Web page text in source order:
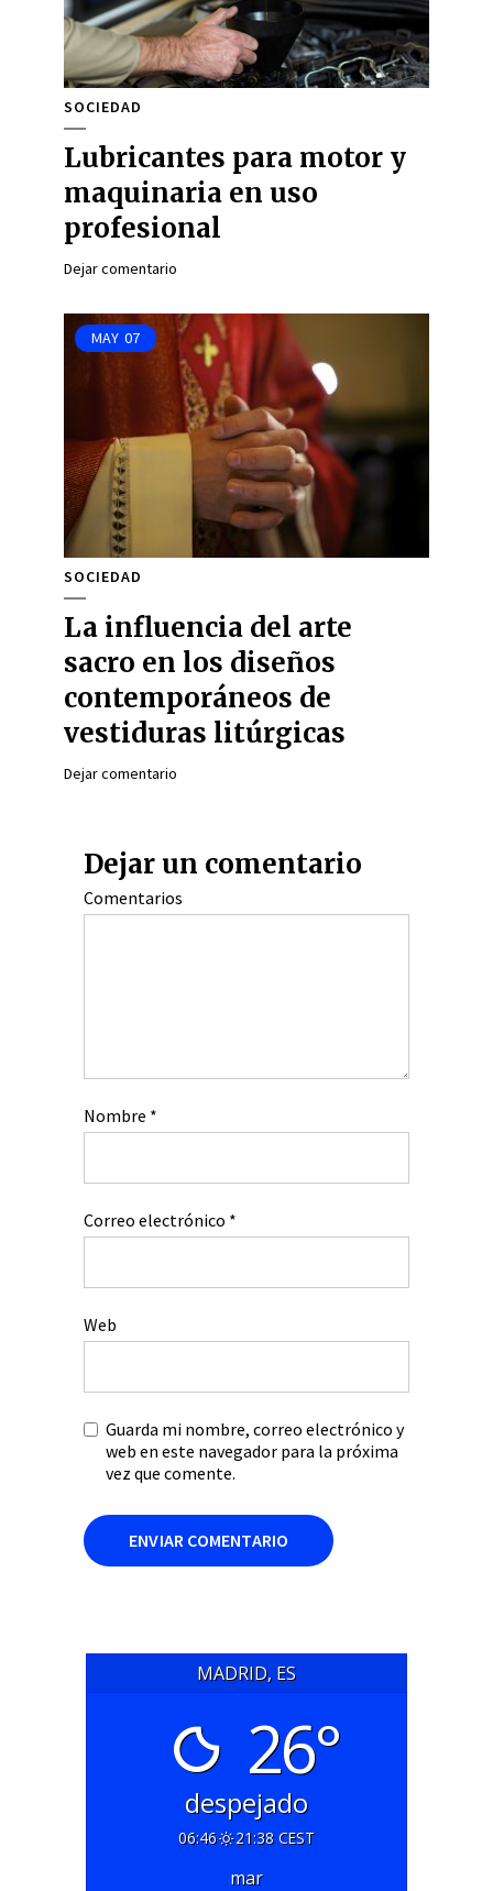
SOCIEDAD
Lubricantes para motor y
maquinaria en uso
profesional
Dejar comentario
MAY 07
SOCIEDAD
La influencia del arte
sacro en los diseños
contemporáneos de
vestiduras litúrgicas
Dejar comentario
Dejar un comentario
Comentarios
Nombre *
Correo electrónico *
Web
Guarda mi nombre, correo electrónico y
web en este navegador para la próxima
vez que comente.
MADRID, ES
26°
despejado
06:46 21:38 CEST
mar